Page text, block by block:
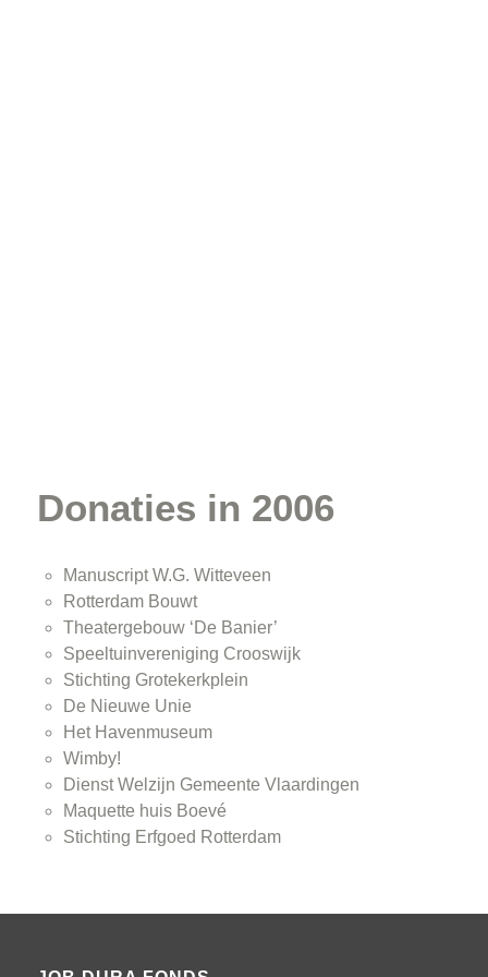
Donaties in 2006
Manuscript W.G. Witteveen
Rotterdam Bouwt
Theatergebouw ‘De Banier’
Speeltuinvereniging Crooswijk
Stichting Grotekerkplein
De Nieuwe Unie
Het Havenmuseum
Wimby!
Dienst Welzijn Gemeente Vlaardingen
Maquette huis Boevé
Stichting Erfgoed Rotterdam